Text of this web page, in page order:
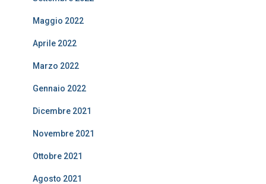
Maggio 2022
Aprile 2022
Marzo 2022
Gennaio 2022
Dicembre 2021
Novembre 2021
Ottobre 2021
Agosto 2021